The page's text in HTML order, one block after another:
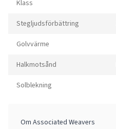
Klass
Stegljudsförbättring
Golvvärme
Halkmotsånd
Solblekning
Om Associated Weavers